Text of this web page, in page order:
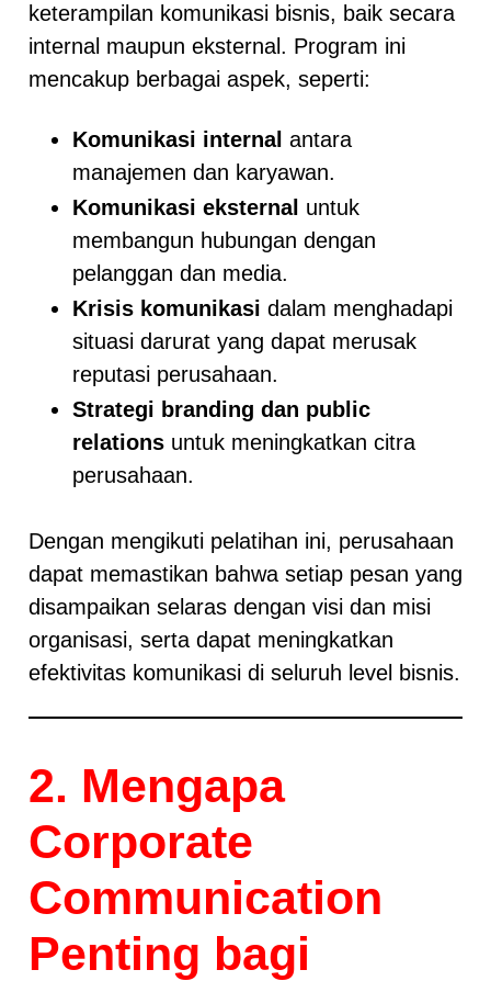
keterampilan komunikasi bisnis, baik secara
internal maupun eksternal. Program ini
mencakup berbagai aspek, seperti:
Komunikasi internal antara
manajemen dan karyawan.
Komunikasi eksternal untuk
membangun hubungan dengan
pelanggan dan media.
Krisis komunikasi dalam menghadapi
situasi darurat yang dapat merusak
reputasi perusahaan.
Strategi branding dan public
relationsuntuk meningkatkan citra
perusahaan.
Dengan mengikuti pelatihan ini, perusahaan
dapat memastikan bahwa setiap pesan yang
disampaikan selaras dengan visi dan misi
organisasi, serta dapat meningkatkan
efektivitas komunikasi di seluruh level bisnis.
2. Mengapa
Corporate
Communication
Penting bagi